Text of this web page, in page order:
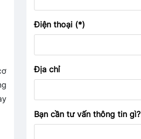
Điện thoại (*)
Địa chỉ
Bạn cần tư vấn thông tin gì?